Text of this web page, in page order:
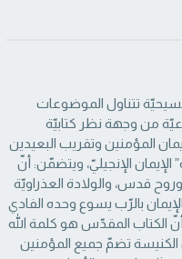
تتناول الموضوعات
من ‏وجهة نظر كتابيّة
المؤمنين وتقريب البعيدين
الإيمان الإنجيليّ، ويتضمّن: أنّ
وروح قدس، والولادة العذراويّة
بالرّب يسوع وحده الفادي
الكتاب ‏المقدّس هو كلمة الله
الكنيسة تضمّ جميع المؤمنين